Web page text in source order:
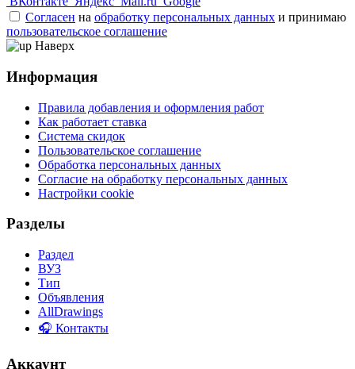
Согласен на обработку персональных данных и принимаю
пользовательское соглашение
Наверх
Информация
Правила добавления и оформления работ
Как работает ставка
Система скидок
Пользовательское соглашение
Обработка персональных данных
Согласие на обработку персональных данных
Настройки cookie
Разделы
Раздел
ВУЗ
Тип
Объявления
AllDrawings
🎧 Контакты
Аккаунт